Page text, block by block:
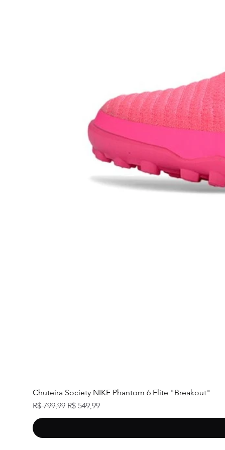
Chuteira Society NIKE Phantom 6 Elite "Breakout"
Preço normal
R$ 799,99 Preço promocional
R$ 549,99